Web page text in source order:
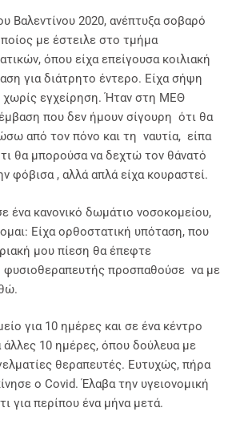
Βαλεντίνου 2020, ανέπτυξα σοβαρό
με έστειλε στο τμήμα
όπου είχα επείγουσα κοιλιακή
για διάτρητο έντερο. Είχα σήψη
χωρίς εγχείρηση. Ήταν στη ΜΕΘ
που δεν ήμουν σίγουρη ότι θα
από τον πόνο και τη ναυτία, είπα
θα μπορούσα να δεχτώ τον θάνατό
φόβισα , αλλά απλά είχα κουραστεί.
ένα κανονικό δωμάτιο νοσοκομείου,
Είχα ορθοστατική υπόταση, που
μου πίεση θα έπεφτε
φυσιοθεραπευτής προσπαθούσε να με
για 10 ημέρες και σε ένα κέντρο
άλλες 10 ημέρες, όπου δούλευα με
θεραπευτές. Ευτυχώς, πήρα
ο Covid. Έλαβα την υγειονομική
για περίπου ένα μήνα μετά.